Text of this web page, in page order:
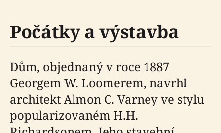
Počátky a výstavba
Dům, objednaný v roce 1887
Georgem W. Loomerem, navrhl
architekt Almon C. Varney ve stylu
popularizovaném H.H.